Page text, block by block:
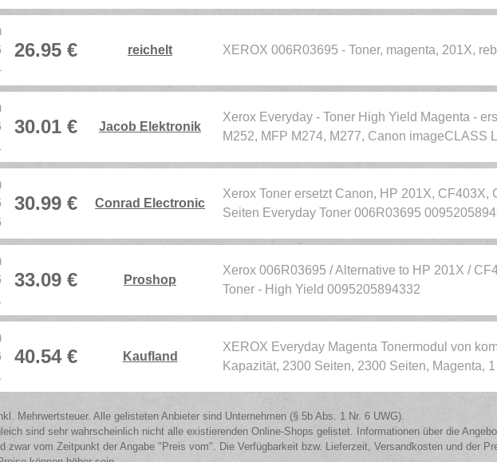
26.95 € reichelt XEROX 006R03695 - Toner, magenta, 201X,
30.01 € Jacob Elektronik
Xerox Everyday - Toner High Yield Magenta -
M252, MFP M274, M277, Canon imageCLASS
30.99 € Conrad Electronic
Xerox Toner ersetzt Canon, HP 201X,
Seiten Everyday Toner 006R03695
33.09 € Proshop
Xerox 006R03695 / Alternative to HP 201X /
Toner - High Yield 0095205894332
40.54 € Kaufland
XEROX Everyday Magenta Tonermodul von
Kapazität, 2300 Seiten, 2300 Seiten, Magenta,
Mehrwertsteuer. Alle gelisteten Anbieter sind Unternehmen (§ 5b Abs. 1 Nr. 6 UWG).
sind sehr wahrscheinlich nicht alle existierenden Online-Shops gelistet. Informationen über die
zwar vom Zeitpunkt der Angabe "Preis vom". Die Verfügbarkeit bzw. Lieferzeit, Versandkosten und der